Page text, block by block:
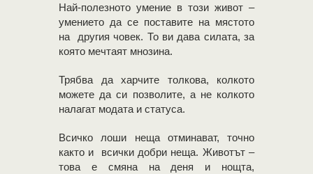
Най-полезното умение в този живот –
умението да се поставите на мястото
на другия човек. То ви дава силата, за
която мечтаят мнозина.
Трябва да харчите толкова, колкото
можете да си позволите, а не колкото
налагат модата и статуса.
Всичко лоши неща отминават, точно
както и всички добри неща. Животът –
това е смяна на деня и нощта,